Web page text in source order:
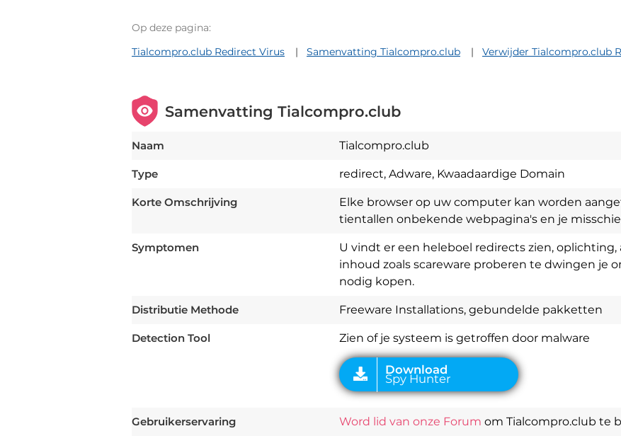
Op deze pagina:
Tialcompro.club Redirect Virus
Samenvatting Tialcompro.club Verwijder Tialcompro.club
Samenvatting Tialcompro.club
Naam Tialcompro.club
Type redirect, Adware, Kwaadaardige Domain
Korte Omschrijving
Elke browser op uw computer kan worden
tientallen onbekende webpagina's en je
Symptomen
U vindt er een heleboel redirects zien,
inhoud zoals scareware proberen te dwingen je
nodig kopen.
Distributie Methode Freeware Installations, gebundelde pakketten
Detection Tool Zien of je systeem is getroffen door malware
Spy Hunter
Gebruikerservaring Word lid van onze Forum om Tialcompro.club te